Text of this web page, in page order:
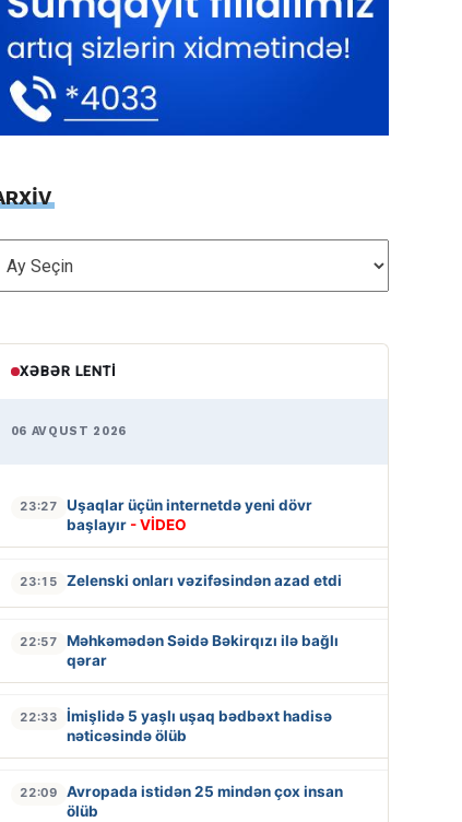
ARXİV
XƏBƏR LENTI
06 AVQUST 2026
23:27
Uşaqlar üçün internetdə yeni dövr
başlayır - VİDEO
23:15 Zelenski onları vəzifəsindən azad etdi
22:57
Məhkəmədən Səidə Bəkirqızı ilə bağlı
qərar
22:33
İmişlidə 5 yaşlı uşaq bədbəxt hadisə
nəticəsində ölüb
22:09
Avropada istidən 25 mindən çox insan
ölüb